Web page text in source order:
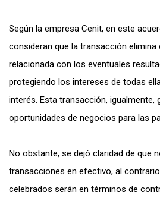
Según la empresa Cenit, en este
consideran que la transacción elimina
relacionada con los eventuales
protegiendo los intereses de todas
interés. Esta transacción, igualmente,
oportunidades de negocios para las
No obstante, se dejó claridad de que
transacciones en efectivo, al
celebrados serán en términos de